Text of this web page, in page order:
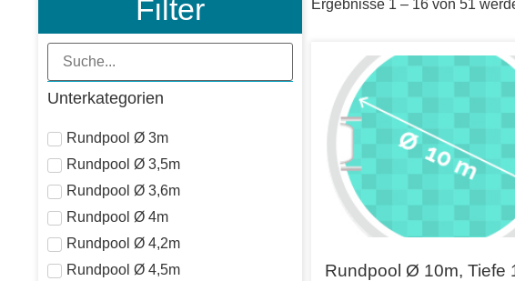
Filter
Unterkategorien
Rundpool Ø 3m
Rundpool Ø 3,5m
Rundpool Ø 3,6m
Rundpool Ø 4m
Rundpool Ø 4,2m
Rundpool Ø 4,5m
Ergebnisse 1 – 16 von 51
Rundpool Ø 10m, Tiefe